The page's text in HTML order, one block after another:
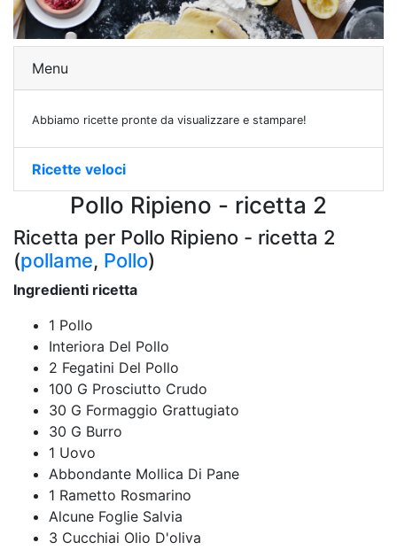
Menu
Abbiamo ricette pronte da visualizzare e stampare!
Ricette veloci
Pollo Ripieno - ricetta 2
Ricetta per Pollo Ripieno - ricetta 2
(pollame, Pollo)
Ingredienti ricetta
1 Pollo
Interiora Del Pollo
2 Fegatini Del Pollo
100 G Prosciutto Crudo
30 G Formaggio Grattugiato
30 G Burro
1 Uovo
Abbondante Mollica Di Pane
1 Rametto Rosmarino
Alcune Foglie Salvia
3 Cucchiai Olio D'oliva